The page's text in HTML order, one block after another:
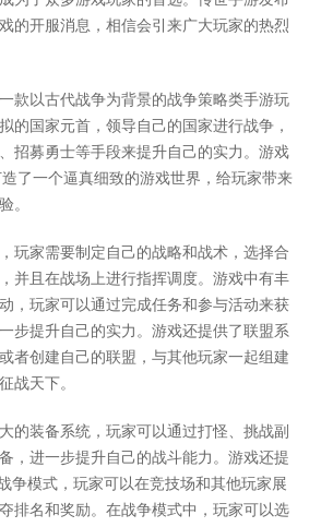
的开服消息，相信会引来广大玩家的热烈
款以古代战争为背景的战争策略类手游玩
的国家元首，领导自己的国家进行战争，
招募勇士等手段来提升自己的实力。游戏
了一个逼真细致的游戏世界，给玩家带来
。
玩家需要制定自己的战略和战术，选择合
并且在战场上进行指挥调度。游戏中有丰
，玩家可以通过完成任务和参与活动来获
步提升自己的实力。游戏还提供了联盟系
者创建自己的联盟，与其他玩家一起组建
战天下。
的装备系统，玩家可以通过打怪、挑战副
，进一步提升自己的战斗能力。游戏还提
争模式，玩家可以在竞技场和其他玩家展
排名和奖励。在战争模式中，玩家可以选